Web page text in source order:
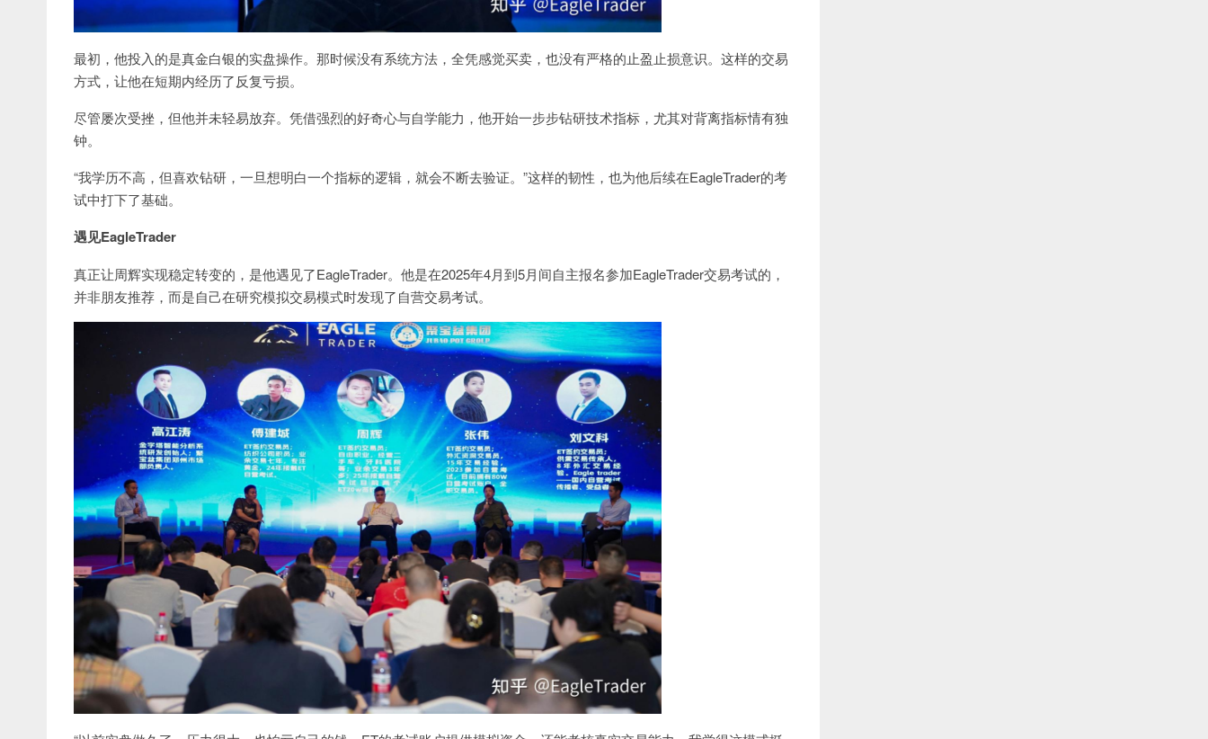
最初，他投入的是真金白银的实盘操作。那时候没有系统方法，全凭感觉买卖，也没有严格的止盈止损意识。这样的交易
方式，让他在短期内经历了反复亏损。
尽管屡次受挫，但他并未轻易放弃。凭借强烈的好奇心与自学能力，他开始一步步钻研技术指标，尤其对背离指标情有独
钟。
“我学历不高，但喜欢钻研，一旦想明白一个指标的逻辑，就会不断去验证。”这样的韧性，也为他后续在EagleTrader的考
试中打下了基础。
遇见EagleTrader
真正让周辉实现稳定转变的，是他遇见了EagleTrader。他是在2025年4月到5月间自主报名参加EagleTrader交易考试的，
并非朋友推荐，而是自己在研究模拟交易模式时发现了自营交易考试。